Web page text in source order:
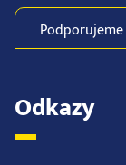
Podporujeme
Odkazy